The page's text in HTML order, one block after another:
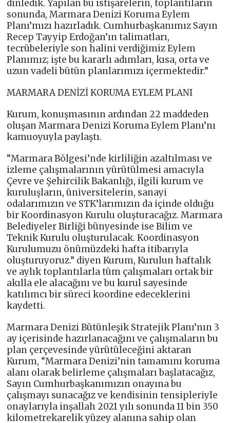
dinledik. Yapılan bu istişarelerin, toplantıların
sonunda, Marmara Denizi Koruma Eylem
Planı’mızı hazırladık. Cumhurbaşkanımız Sayın
Recep Tayyip Erdoğan’ın talimatları,
tecrübeleriyle son halini verdiğimiz Eylem
Planımız; işte bu kararlı adımları, kısa, orta ve
uzun vadeli bütün planlarımızı içermektedir.”
MARMARA DENİZİ KORUMA EYLEM PLANI
Kurum, konuşmasının ardından 22 maddeden
oluşan Marmara Denizi Koruma Eylem Planı’nı
kamuoyuyla paylaştı.
“Marmara Bölgesi’nde kirliliğin azaltılması ve
izleme çalışmalarının yürütülmesi amacıyla
Çevre ve Şehircilik Bakanlığı, ilgili kurum ve
kuruluşların, üniversitelerin, sanayi
odalarımızın ve STK’larımızın da içinde olduğu
bir Koordinasyon Kurulu oluşturacağız. Marmara
Belediyeler Birliği bünyesinde ise Bilim ve
Teknik Kurulu oluşturulacak. Koordinasyon
Kurulumuzu önümüzdeki hafta itibarıyla
oluşturuyoruz.” diyen Kurum, Kurulun haftalık
ve aylık toplantılarla tüm çalışmaları ortak bir
akılla ele alacağını ve bu kurul sayesinde
katılımcı bir süreci koordine edeceklerini
kaydetti.
Marmara Denizi Bütünleşik Stratejik Planı’nın 3
ay içerisinde hazırlanacağını ve çalışmaların bu
plan çerçevesinde yürütüleceğini aktaran
Kurum, “Marmara Denizi’nin tamamını koruma
alanı olarak belirleme çalışmaları başlatacağız,
Sayın Cumhurbaşkanımızın onayına bu
çalışmayı sunacağız ve kendisinin tensipleriyle
onaylarıyla inşallah 2021 yılı sonunda 11 bin 350
kilometrekarelik yüzey alanına sahip olan